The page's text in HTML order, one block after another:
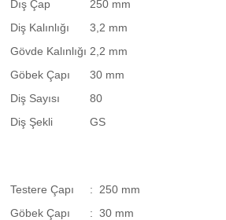
Dış Çap
250 mm
Diş Kalınlığı
3,2 mm
Gövde Kalınlığı 2,2 mm
Göbek Çapı
30 mm
Diş Sayısı
80
Diş Şekli
GS
Testere Çapı
: 250 mm
Göbek Çapı
: 30 mm